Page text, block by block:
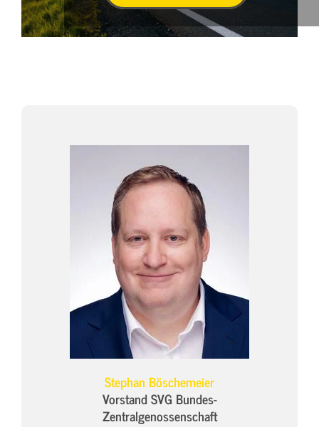
Stephan Böschemeier
Vorstand SVG Bundes-
Zentralgenossenschaft